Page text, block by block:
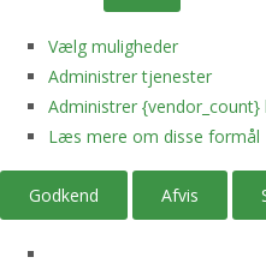
Vælg muligheder
Administrer tjenester
Administrer {vendor_count}
Læs mere om disse formål
Godkend Afvis